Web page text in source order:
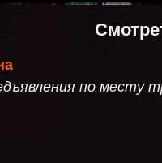
по месту